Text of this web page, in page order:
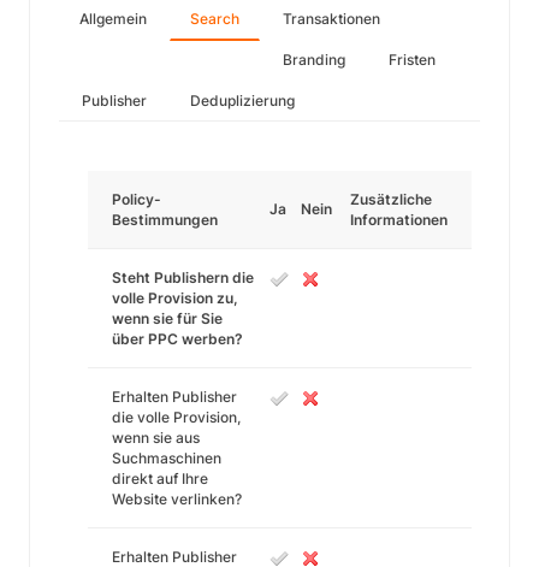
Allgemein Search Transaktionen
Branding Fristen
Publisher Deduplizierung
Policy-
Bestimmungen
Ja Nein
Zusätzliche
Informationen
Steht Publishern die
volle Provision zu,
wenn sie für Sie
über PPC werben?
Erhalten Publisher
die volle Provision,
wenn sie aus
Suchmaschinen
direkt auf Ihre
Website verlinken?
Erhalten Publisher